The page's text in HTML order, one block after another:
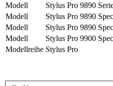
Modell
Stylus Pro 9890
Modell
Stylus Pro 9890
Modell
Stylus Pro 9890
Modell
Stylus Pro 9900
Modellreihe Stylus Pro